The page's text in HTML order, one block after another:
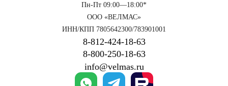
Пн-Пт 09:00—18:00*
ООО «ВЕЛМАС»
ИНН/КПП 7805642300/783901001
8‑812‑424‑18‑63
8‑800‑250‑18‑63
info@velmas.ru